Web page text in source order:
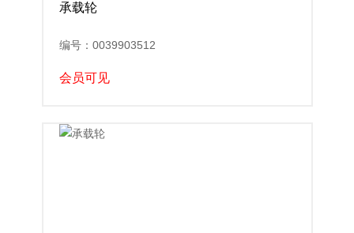
承载轮
编号：0039903512
会员可见